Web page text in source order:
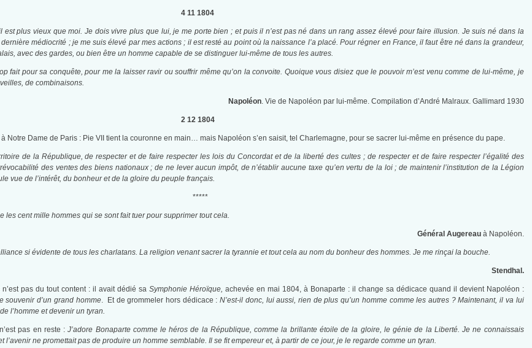
4 11 1804
est plus vieux que moi. Je dois vivre plus que lui, je me porte bien ; et puis il n’est pas né dans un rang assez élevé pour faire illusion. Je suis né dans la
médiocrité ; je me suis élevé par mes actions ; il est resté au point où la naissance l’a placé. Pour régner en France, il faut être né dans la grandeur,
avec des gardes, ou bien être un homme capable de se distinguer lui-même de tous les autres.
fait pour sa conquête, pour me la laisser ravir ou souffrir même qu’on la convoite. Quoique vous disiez que le pouvoir m’est venu comme de lui-même, je
de combinaisons.
Napoléon. Vie de Napoléon par lui-même. Compilation d’André Malraux. Gallimard 1930
2 12 1804
Notre Dame de Paris : Pie VII tient la couronne en main… mais Napoléon s’en saisit, tel Charlemagne, pour se sacrer lui-même en présence du pape.
de la République, de respecter et de faire respecter les lois du Concordat et de la liberté des cultes ; de respecter et de faire respecter l’égalité des
des ventes des biens nationaux ; de ne lever aucun impôt, de n’établir aucune taxe qu’en vertu de la loi ; de maintenir l’institution de la Légion
vue de l’intérêt, du bonheur et de la gloire du peuple français.
*****
les cent mille hommes qui se sont fait tuer pour supprimer tout cela.
Général Augereau à Napoléon.
si évidente de tous les charlatans. La religion venant sacrer la tyrannie et tout cela au nom du bonheur des hommes. Je me rinçai la bouche.
Stendhal.
pas du tout content : il avait dédié sa Symphonie Héroïque, achevée en mai 1804, à Bonaparte : il change sa dédicace quand il devient Napoléon :
souvenir d’un grand homme. Et de grommeler hors dédicace :N’est-il donc, lui aussi, rien de plus qu’un homme comme les autres ? Maintenant, il va lui
l’homme et devenir un tyran.
pas en reste :J’adore Bonaparte comme le héros de la République, comme la brillante étoile de la gloire, le génie de la Liberté. Je ne connaissais
l’avenir ne promettait pas de produire un homme semblable. Il se fit empereur et, à partir de ce jour, je le regarde comme un tyran.